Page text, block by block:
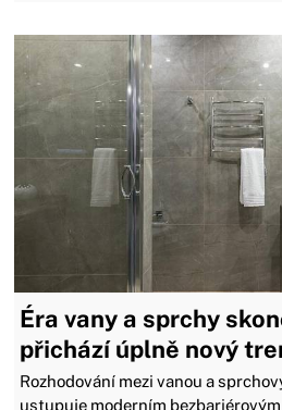
Éra vany a sprchy
přichází úplně nový
Rozhodování mezi vanou a
ustupuje moderním